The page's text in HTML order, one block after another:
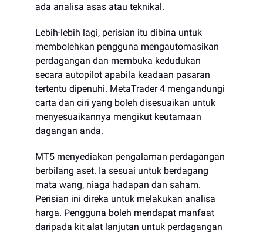
ada analisa asas atau teknikal.
Lebih-lebih lagi, perisian itu dibina untuk
membolehkan pengguna mengautomasikan
perdagangan dan membuka kedudukan
secara autopilot apabila keadaan pasaran
tertentu dipenuhi. MetaTrader 4 mengandungi
carta dan ciri yang boleh disesuaikan untuk
menyesuaikannya mengikut keutamaan
dagangan anda.
MT5 menyediakan pengalaman perdagangan
berbilang aset. Ia sesuai untuk berdagang
mata wang, niaga hadapan dan saham.
Perisian ini direka untuk melakukan analisa
harga. Pengguna boleh mendapat manfaat
daripada kit alat lanjutan untuk perdagangan